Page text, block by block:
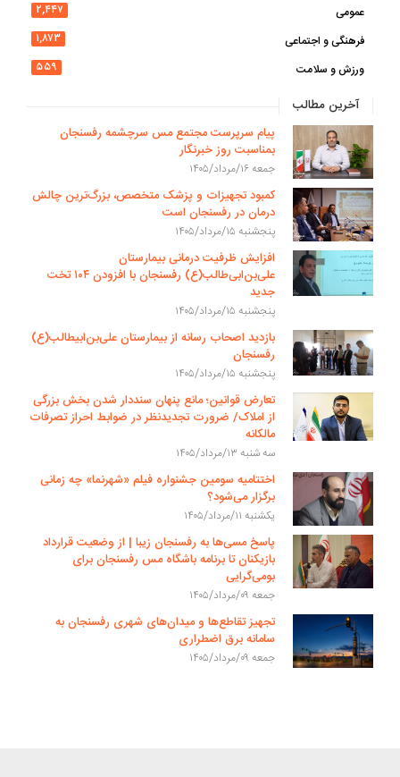
عمومی
۲,۴۴۷
فرهنگی و اجتماعی
۱,۸۷۳
ورزش و سلامت
۵۵۹
آخرین مطالب
پیام سرپرست مجتمع مس سرچشمه رفسنجان
بمناسبت روز خبرنگار
جمعه ۱۶/مرداد/۱۴۰۵
کمبود تجهیزات و پزشک متخصص، بزرگ‌ترین چالش
درمان در رفسنجان است
پنجشنبه ۱۵/مرداد/۱۴۰۵
افزایش ظرفیت درمانی بیمارستان
علی‌بن‌ابی‌طالب(ع) رفسنجان با افزودن ۱۰۴ تخت
جدید
پنجشنبه ۱۵/مرداد/۱۴۰۵
بازدید اصحاب رسانه از بیمارستان علی‌بن‌ابیطالب(ع)
رفسنجان
پنجشنبه ۱۵/مرداد/۱۴۰۵
تعارض قوانین؛ مانع پنهان سنددار شدن بخش بزرگی
از املاک/ ضرورت تجدیدنظر در ضوابط احراز تصرفات
مالکانه
سه شنبه ۱۳/مرداد/۱۴۰۵
اختتامیه سومین جشنواره فیلم «شهرنما» چه زمانی
برگزار می‌شود؟
یکشنبه ۱۱/مرداد/۱۴۰۵
پاسخ مسی‌ها به رفسنجان زیبا | از وضعیت قرارداد
بازیکنان تا برنامه باشگاه مس رفسنجان برای
بومی‌گرایی
جمعه ۰۹/مرداد/۱۴۰۵
تجهیز تقاطع‌ها و میدان‌های شهری رفسنجان به
سامانه برق اضطراری
جمعه ۰۹/مرداد/۱۴۰۵